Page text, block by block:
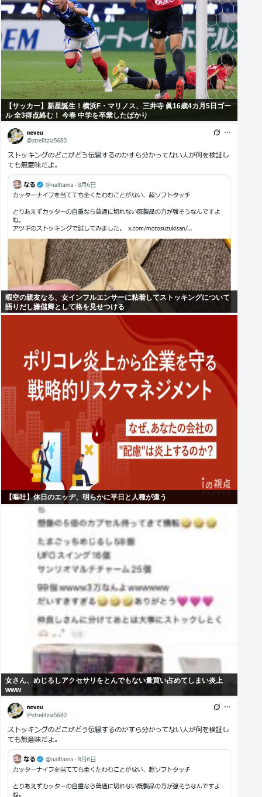
【サッカー】新星誕生！横浜F・マリノス、三井寺 眞16歳4カ月5日ゴー
ル 全3得点絡む！ 今春 中学を卒業したばかり
暇空の親友なる、女インフルエンサーに粘着してストッキングについて
語りだし嫌儲卿として格を見せつける
【嘔吐】休日のエッヂ、明らかに平日と人種が違う
女さん、めじるしアクセサリをとんでもない量買い占めてしまい炎上
www